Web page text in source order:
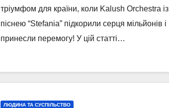
тріумфом для країни, коли Kalush Orchestra із
піснею “Stefania” підкорили серця мільйонів і
принесли перемогу! У цій статті…
ЛЮДИНА ТА СУСПІЛЬСТВО